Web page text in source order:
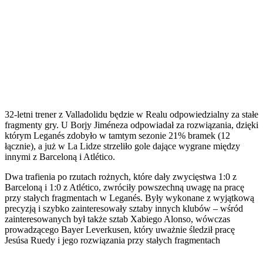
32-letni trener z Valladolidu będzie w Realu odpowiedzialny za stałe
fragmenty gry. U Borjy Jiméneza odpowiadał za rozwiązania, dzięki
którym Leganés zdobyło w tamtym sezonie 21% bramek (12
łącznie), a już w La Lidze strzeliło gole dające wygrane między
innymi z Barceloną i Atlético.
Dwa trafienia po rzutach rożnych, które dały zwycięstwa 1:0 z
Barceloną i 1:0 z Atlético, zwróciły powszechną uwagę na pracę
przy stałych fragmentach w Leganés. Były wykonane z wyjątkową
precyzją i szybko zainteresowały sztaby innych klubów – wśród
zainteresowanych był także sztab Xabiego Alonso, wówczas
prowadzącego Bayer Leverkusen, który uważnie śledził pracę
Jesúsa Ruedy i jego rozwiązania przy stałych fragmentach